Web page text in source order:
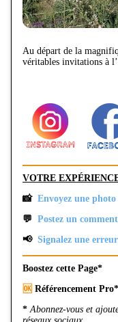
Au départ de la
véritables invitations à
VOTRE
📸 Envoyez une photo
💬 Postez un
📢 Signalez une erreur
Boostez cette Page*
🆗 Référencement
* Abonnez-vous et
réseaux sociaux